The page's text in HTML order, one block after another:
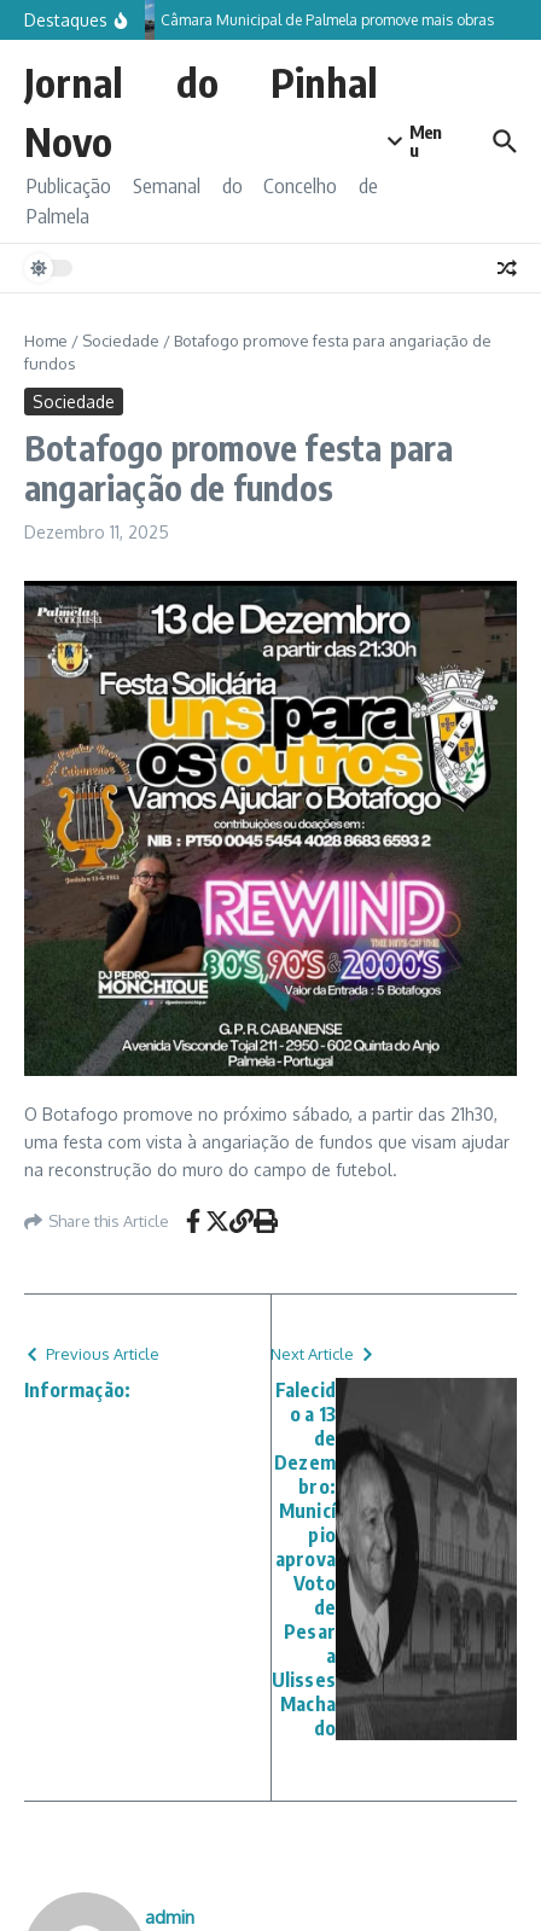
Ir para o conteúdo
Destaques Câmara Municipal de Palmela promove mais obras
Jornal do Pinhal
Novo
Publicação Semanal do Concelho de
Palmela
Men
u
Home / Sociedade / Botafogo promove festa para angariação de
fundos
Sociedade
Botafogo promove festa para
angariação de fundos
Dezembro 11, 2025
O Botafogo promove no próximo sábado, a partir das 21h30,
uma festa com vista à angariação de fundos que visam ajudar
na reconstrução do muro do campo de futebol.
Share this Article
Previous Article
Informação:
Next Article
Falecid
o a 13
de
Dezem
bro:
Municí
pio
aprova
Voto
de
Pesar
a
Ulisses
Macha
do
admin